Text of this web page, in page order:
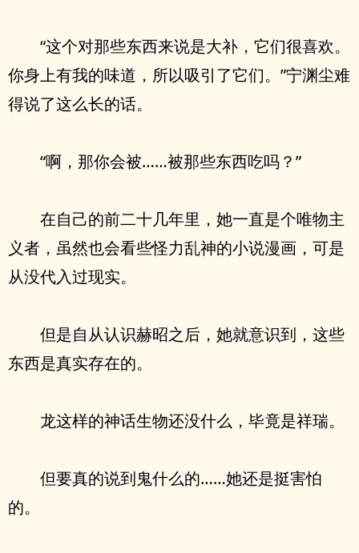
“这个对那些东西来说是大补，它们很喜欢。
你身上有我的味道，所以吸引了它们。”宁渊尘难
得说了这么长的话。
“啊，那你会被……被那些东西吃吗？”
在自己的前二十几年里，她一直是个唯物主
义者，虽然也会看些怪力乱神的小说漫画，可是
从没代入过现实。
但是自从认识赫昭之后，她就意识到，这些
东西是真实存在的。
龙这样的神话生物还没什么，毕竟是祥瑞。
但要真的说到鬼什么的……她还是挺害怕
的。